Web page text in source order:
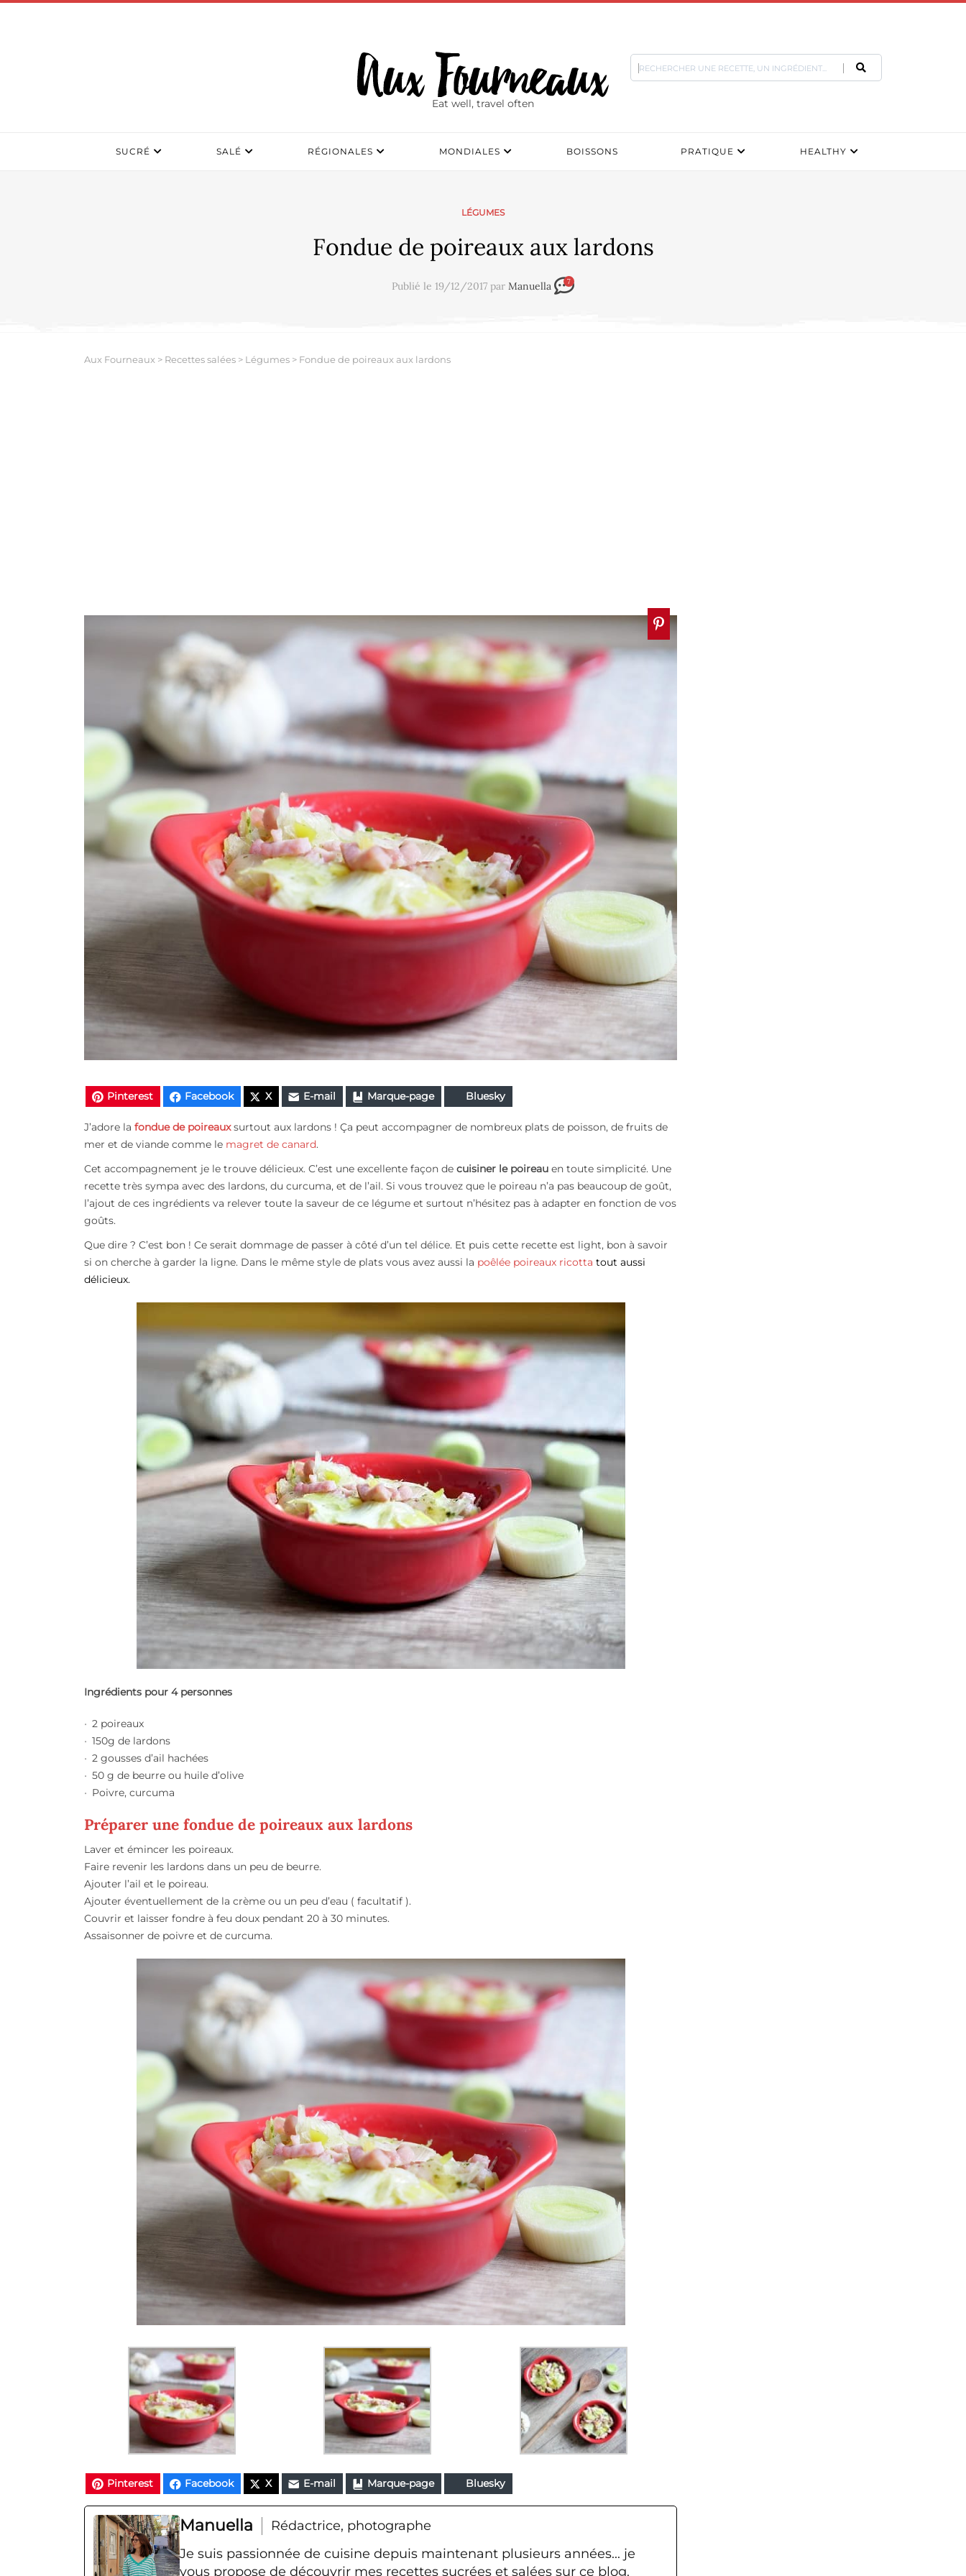
Eat well, travel often
SUCRÉ SALÉ RÉGIONALES MONDIALES BOISSONS PRATIQUE HEALTHY
LÉGUMES
Fondue de poireaux aux lardons
Publié le 19/12/2017 par Manuella 7
Aux Fourneaux > Recettes salées > Légumes > Fondue de poireaux aux lardons
Pinterest Facebook X E-mail Marque-page Bluesky
J’adore la fondue de poireauxsurtout aux lardons ! Ça peut accompagner de nombreux plats de poisson, de fruits de
mer et de viande comme le magret de canard.
Cet accompagnement je le trouve délicieux. C’est une excellente façon de cuisiner le poireau en toute simplicité. Une
recette très sympa avec des lardons, du curcuma, et de l’ail. Si vous trouvez que le poireau n’a pas beaucoup de goût,
l’ajout de ces ingrédients va relever toute la saveur de ce légume et surtout n’hésitez pas à adapter en fonction de vos
goûts.
Que dire ? C’est bon ! Ce serait dommage de passer à côté d’un tel délice. Et puis cette recette est light, bon à savoir
si on cherche à garder la ligne. Dans le même style de plats vous avez aussi la poêlée poireaux ricotta tout aussi
délicieux.
Ingrédients pour 4 personnes
2 poireaux
150g de lardons
2 gousses d’ail hachées
50 g de beurre ou huile d’olive
Poivre, curcuma
Préparer une fondue de poireaux aux lardons
Laver et émincer les poireaux.
Faire revenir les lardons dans un peu de beurre.
Ajouter l’ail et le poireau.
Ajouter éventuellement de la crème ou un peu d’eau ( facultatif ).
Couvrir et laisser fondre à feu doux pendant 20 à 30 minutes.
Assaisonner de poivre et de curcuma.
Pinterest Facebook X E-mail Marque-page Bluesky
Manuella
Rédactrice, photographe
Je suis passionnée de cuisine depuis maintenant plusieurs années... je
vous propose de découvrir mes recettes sucrées et salées sur ce blog.